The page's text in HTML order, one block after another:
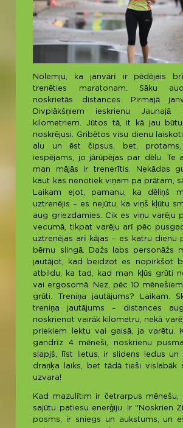
Nolemju, ka janvārī ir pēdējais
trenēties maratonam. Sāku
noskrietās distances. Pirmajā
Divplākšņiem ieskrienu
kilometriem. Jūtos tā, it kā jau
noskrējusi. Gribētos visu dienu
alu un ēst čipsus, bet,
iespējams, jo jārūpējas par dēlu. Te
man mājās ir trenerītis. Nekādas
kaut kas nenotiek viņam pa prātam,
Laikam ejot, pamanu, ka dēliņš
uztrenējis – es nejūtu, ka viņš kļūtu
aug griezdamies. Cik es viņu varēju
vecumā, tikpat varēju arī pēc
uztrenējas arī kājas – es katru dienu
bērnu slingā. Dažs labs personāžs
jautājot, kad beidzot es nopirkšot
atbildu, ka tad, kad man kļūs grūti
vai ergosomā. Nez, pēc 10
grūti. Treniņa jautājums? Laikam.
treniņa jautājums – distances
noskrienot vairāk kilometru, nekā
priekiem lektu vai gaisā, ja varētu.
gandrīz 4 mēneši, noskrienu
slapjš, līst lietus, ir slidens ledus un
draņķa laiks, bet tādā tieši vislabāk
uzvara!
Kad mazulītim ir četrarpus mēnešu,
sajūtu patiesu enerģiju. Ir “Noskrien
posms, ir sniegs un aukstums, un